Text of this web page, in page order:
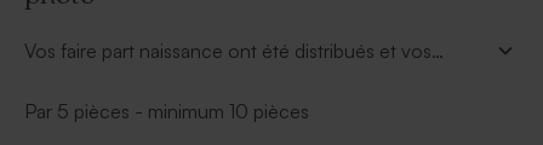
Vos faire part naissance ont été distribués et vos
nouveau-né. Il est temps de les remercier pour tous les
Par 5 pièces - minimum 10 pièces